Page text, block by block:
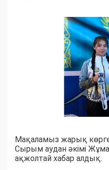
Мақаламыз жарық
Сырым аудан әкімі
ақжолтай хабар алдық.